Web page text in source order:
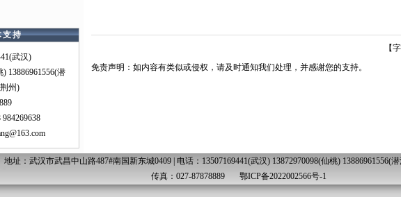
支持
武汉)
) 13886961556(潜
州)
984269638
【
免责声明：如内容有类似或侵权，请及时通知我们处理，并感谢您的支持。
地址：武汉市武昌中山路487#南国新东城0409 | 电话：13507169441(武汉) 13872970098(仙桃) 13886961556(
传真：027-87878889 鄂ICP备2022002566号-1